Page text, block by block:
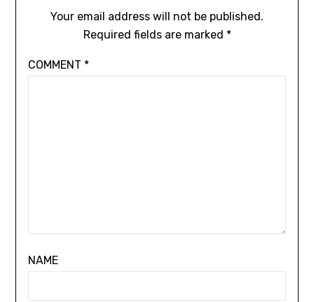
Your email address will not be published.
Required fields are marked *
COMMENT *
NAME